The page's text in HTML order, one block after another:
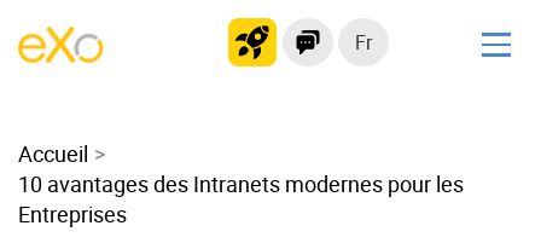
Fr
Intranet moderne
Plateforme collaborative
Réseau social
Accueil
10 avantages des Intranets modernes pour les
Entreprises